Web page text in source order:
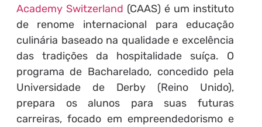
Academy Switzerland (CAAS) é um instituto
de renome internacional para educação
culinária baseado na qualidade e excelência
das tradições da hospitalidade suíça. O
programa de Bacharelado, concedido pela
Universidade de Derby (Reino Unido),
prepara os alunos para suas futuras
carreiras, focado em empreendedorismo e